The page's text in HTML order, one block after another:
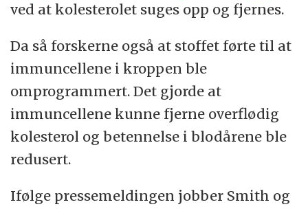
ved at kolesterolet suges opp og fjernes.
Da så forskerne også at stoffet førte til at
immuncellene i kroppen ble
omprogrammert. Det gjorde at
immuncellene kunne fjerne overflødig
kolesterol og betennelse i blodårene ble
redusert.
Ifølge pressemeldingen jobber Smith og